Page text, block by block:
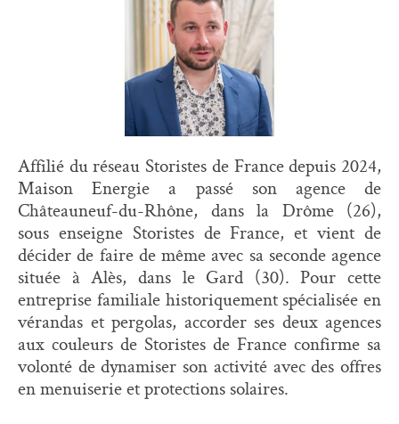
Affilié du réseau Storistes de France depuis 2024,
Maison Energie a passé son agence de
Châteauneuf-du-Rhône, dans la Drôme (26),
sous enseigne Storistes de France, et vient de
décider de faire de même avec sa seconde agence
située à Alès, dans le Gard (30). Pour cette
entreprise familiale historiquement spécialisée en
vérandas et pergolas, accorder ses deux agences
aux couleurs de Storistes de France confirme sa
volonté de dynamiser son activité avec des offres
en menuiserie et protections solaires.